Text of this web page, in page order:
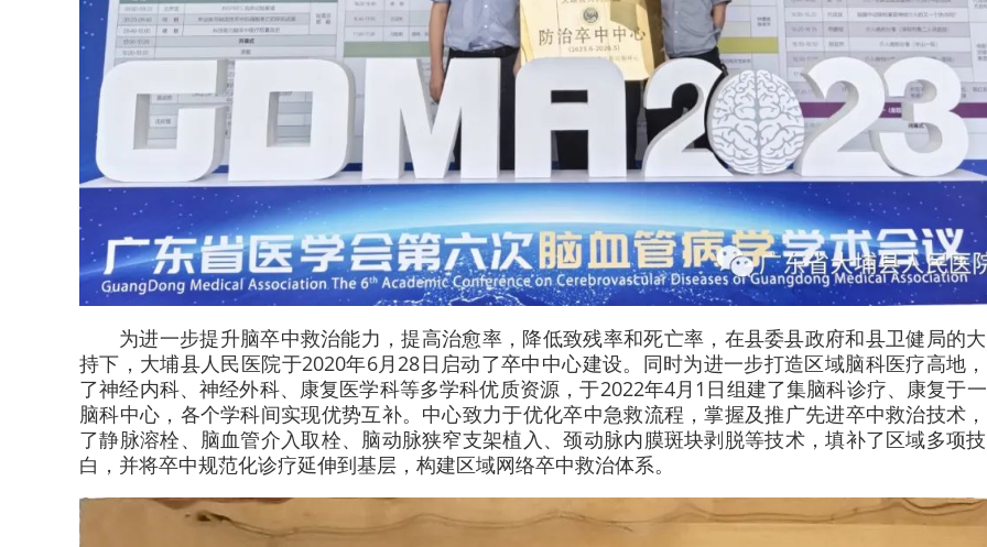
为进一步提升脑卒中救治能力，提高治愈率，降低致残率和死亡率，在县委县政府和县卫健局的
持下，大埔县人民医院于2020年6月28日启动了卒中中心建设。同时为进一步打造区域脑科医疗高地
了神经内科、神经外科、康复医学科等多学科优质资源，于2022年4月1日组建了集脑科诊疗、康复于
脑科中心，各个学科间实现优势互补。中心致力于优化卒中急救流程，掌握及推广先进卒中救治技术
了静脉溶栓、脑血管介入取栓、脑动脉狭窄支架植入、颈动脉内膜斑块剥脱等技术，填补了区域多项
白，并将卒中规范化诊疗延伸到基层，构建区域网络卒中救治体系。